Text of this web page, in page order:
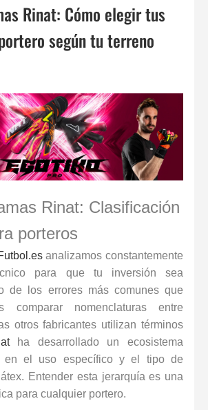
físicos para porteros de fútbol
Los 12 Ejercicios Esenciales para Porteros en Casa Sin Material
Rinat: Cómo elegir tus
según tu terreno
Rinat: Clasificación
porteros
analizamos constantemente
para que tu inversión sea
de los errores más comunes que
comparar nomenclaturas entre
otros fabricantes utilizan términos
ha desarrollado un ecosistema
en el uso específico y el tipo de
Entender esta jerarquía es una
para cualquier portero.